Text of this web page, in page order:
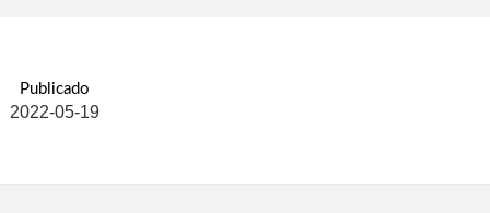
Publicado
2022-05-19